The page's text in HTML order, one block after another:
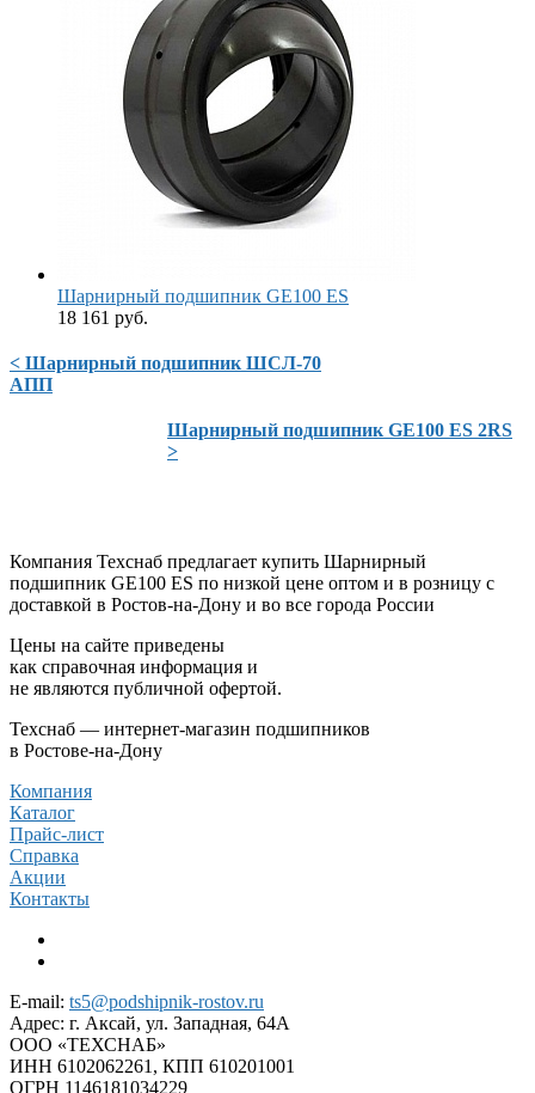
Шарнирный подшипник GE100 ES
18 161 руб.
< Шарнирный подшипник ШСЛ-70
АПП
Шарнирный подшипник GE100 ES 2RS
>
Компания Техснаб предлагает купить Шарнирный
подшипник GE100 ES по низкой цене оптом и в розницу с
доставкой в Ростов-на-Дону и во все города России
Цены на сайте приведены
как справочная информация и
не являются публичной офертой.
Техснаб — интернет-магазин подшипников
в Ростове-на-Дону
Компания
Каталог
Прайс-лист
Справка
Акции
Контакты
E-mail: ts5@podshipnik-rostov.ru
Адрес: г. Аксай, ул. Западная, 64А
ООО «ТЕХСНАБ»
ИНН 6102062261, КПП 610201001
ОГРН 1146181034229